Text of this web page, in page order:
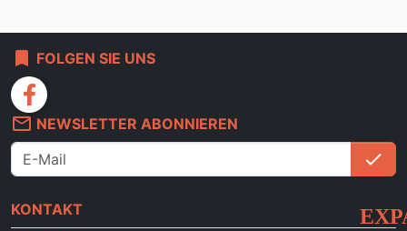
bookmark FOLGEN SIE UNS
facebook
mail_outline NEWSLETTER ABONNIEREN
check
KONTAKT